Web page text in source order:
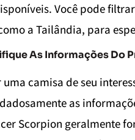
Você pode
a Tailândia, para
As Informações Do
uma camisa de seu
as
Scorpion geralmente